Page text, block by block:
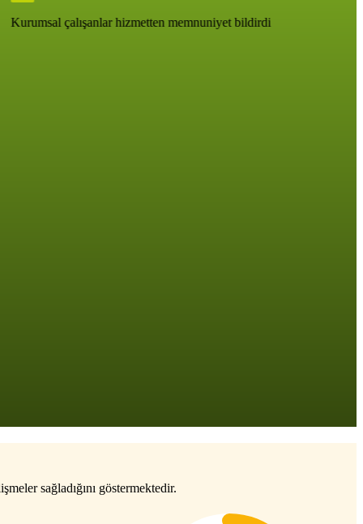
Kurumsal çalışanlar hizmetten memnuniyet bildirdi
sağladığını göstermektedir.